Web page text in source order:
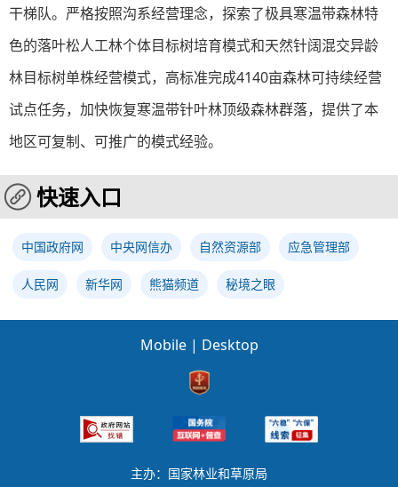
干梯队。严格按照沟系经营理念，探索了极具寒温带森林特
色的落叶松人工林个体目标树培育模式和天然针阔混交异龄
林目标树单株经营模式，高标准完成4140亩森林可持续经营
试点任务，加快恢复寒温带针叶林顶级森林群落，提供了本
地区可复制、可推广的模式经验。
快速入口
中国政府网 中央网信办 自然资源部 应急管理部
人民网 新华网 熊猫频道 秘境之眼
Mobile | Desktop
主办：国家林业和草原局